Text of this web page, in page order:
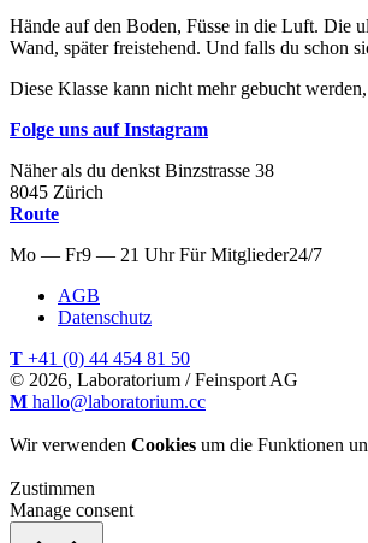
Hände auf den Boden, Füsse in die Luft. Die
Wand, später freistehend. Und falls du schon
Diese Klasse kann nicht mehr gebucht
Folge uns auf Instagram
Näher als du denkst Binzstrasse 38
8045 Zürich
Route
Mo — Fr9 — 21 Uhr Für Mitglieder24/7
AGB
Datenschutz
T +41 (0) 44 454 81 50
© 2026, Laboratorium / Feinsport AG
M hallo@laboratorium.cc
Wir verwenden Cookies um die Funktionen
Zustimmen
Manage consent